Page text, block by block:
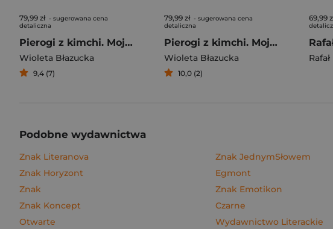
79,99 zł - sugerowana cena
detaliczna
Pierogi z kimchi. Moje ulubione azjatyckie przepisy
Wioleta Błazucka
9,4 (7)
79,99 zł - sugerowana cena
detaliczna
Pierogi z kimchi. Moje ulubione azjatyckie przepisy - książka z autografem
Wioleta Błazucka
10,0 (2)
69,99
Podobne wydawnictwa
Znak Literanova
Znak Horyzont
Znak
Znak Koncept
Otwarte
Znak JednymSłowem
Egmont
Znak Emotikon
Czarne
Wydawnictwo Literackie